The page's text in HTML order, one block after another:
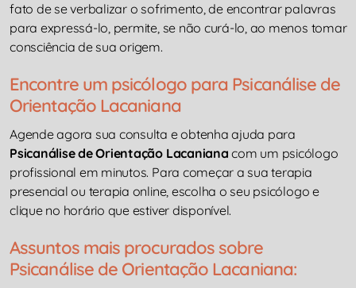
fato de se verbalizar o sofrimento, de encontrar palavras
para expressá-lo, permite, se não curá-lo, ao menos tomar
consciência de sua origem.
Encontre um psicólogo para Psicanálise de
Orientação Lacaniana
Agende agora sua consulta e obtenha ajuda para
Psicanálise de Orientação Lacaniana com um psicólogo
profissional em minutos. Para começar a sua terapia
presencial ou terapia online, escolha o seu psicólogo e
clique no horário que estiver disponível.
Assuntos mais procurados sobre
Psicanálise de Orientação Lacaniana: